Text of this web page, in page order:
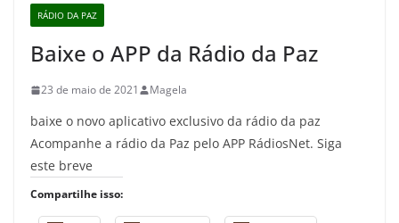
RÁDIO DA PAZ
Baixe o APP da Rádio da Paz
23 de maio de 2021 Magela
baixe o novo aplicativo exclusivo da rádio da paz
Acompanhe a rádio da Paz pelo APP RádiosNet. Siga
este breve
Compartilhe isso: